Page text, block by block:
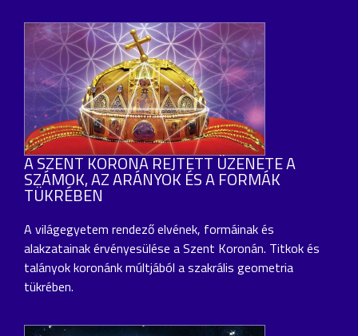
A SZENT KORONA REJTETT ÜZENETE A
SZÁMOK, AZ ARÁNYOK ÉS A FORMÁK
TÜKRÉBEN
A világegyetem rendező elvének, formáinak és
alakzatainak érvényesülése a Szent Koronán. Titkok és
talányok koronánk múltjából a szakrális geometria
tükrében.